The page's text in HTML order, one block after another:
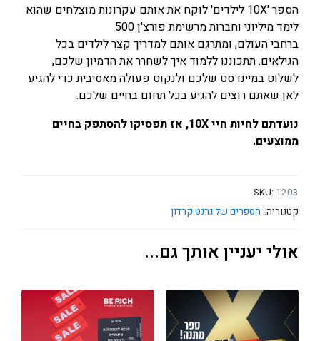
הספר '10X לילדים' לוקח את אותם עקרונות מוצלחים שהוא
לימד מיליוני וחברות מרשימת פורצ'ן 500
ברחבי העולם, ומתרגם אותם למדריך קצר לילדים בכל
הגילאים. תתכוננו ללמוד איך לשחרר את הדמיון שלכם,
לשלוט במיינדסט שלכם ולנקוט פעולה מאסיבית כדי להגיע
לאן שאתם רוצים להגיע בכל תחום בחיים שלכם.
נועדתם לחיות חיי 10X, אז תפסיקו להסתפק בחיים
ממוצעים.
SKU: 1203
קטגוריה: הספרים של גרנט קרדון
אולי יעניין אותך גם...